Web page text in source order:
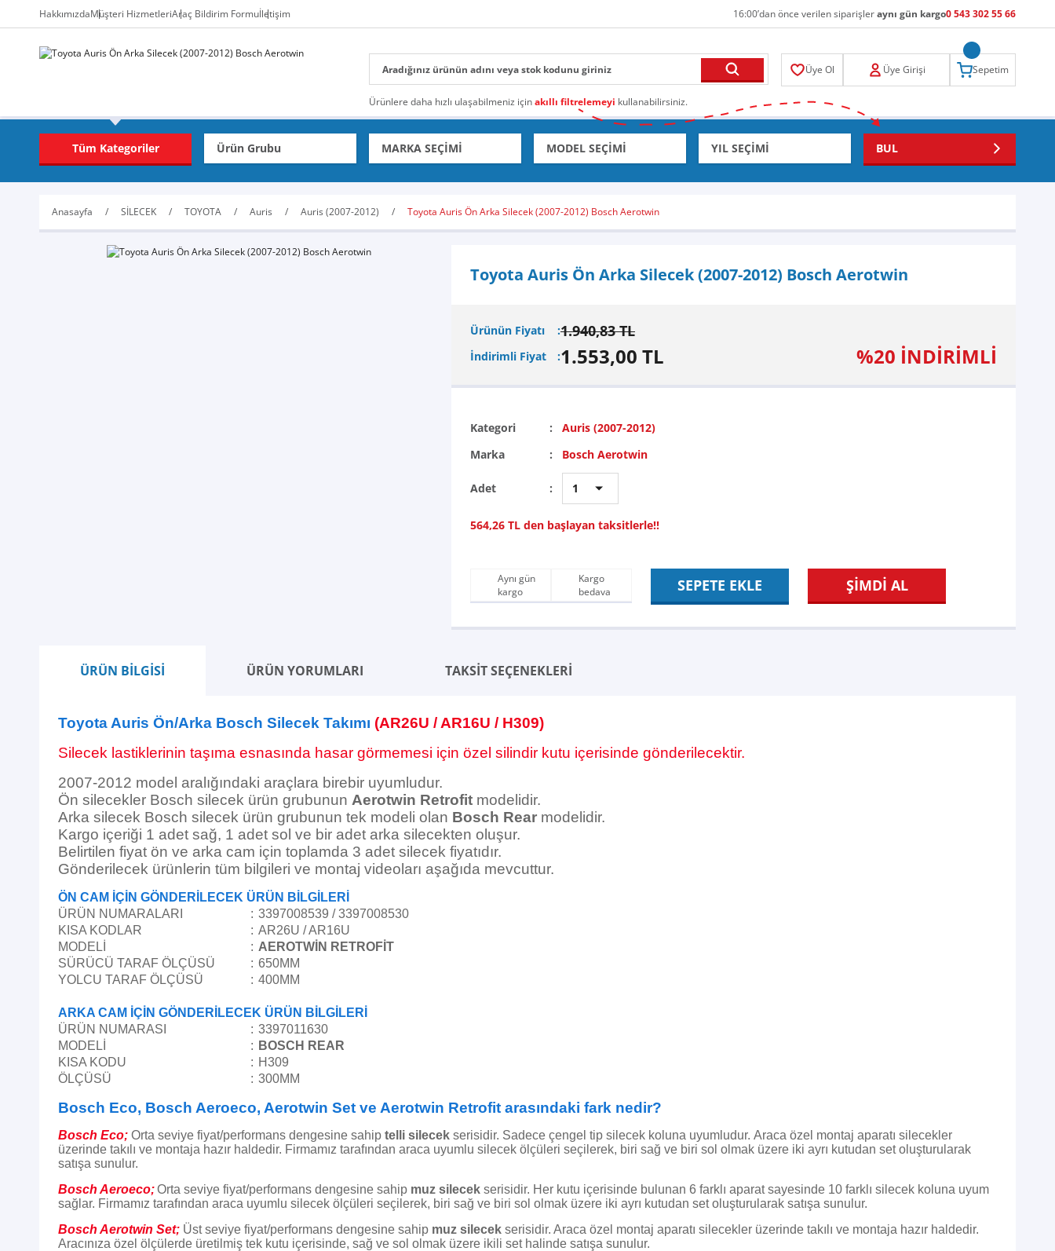
HakkımızdaMüşteri HizmetleriAraç Bildirim Formuİletişim 16:00’dan önce verilen siparişleraynı gün kargo0 543 302 55 66
Ürünlere daha hızlı ulaşabilmeniz içinakıllı filtrelemeyi kullanabilirsiniz.
Üye Ol Üye Girişi Sepetim
Tüm Kategoriler BUL
Anasayfa SİLECEK TOYOTA Auris Auris (2007-2012) Toyota Auris Ön Arka Silecek (2007-2012) Bosch Aerotwin
Toyota Auris Ön Arka Silecek (2007-2012) Bosch Aerotwin
Ürünün Fiyatı 1.940,83 TL
İndirimli Fiyat 1.553,00 TL %20 İNDİRİMLİ
Kategori
Auris (2007-2012)
Marka
Bosch Aerotwin
Adet
564,26 TL den başlayan taksitlerle!!
Aynı gün
kargo
Kargo
bedava
SEPETE EKLE ŞİMDİ AL
ÜRÜN BİLGİSİ ÜRÜN YORUMLARI TAKSİT SEÇENEKLERİ
Toyota Auris Ön/Arka Bosch Silecek Takımı (AR26U / AR16U / H309)
Silecek lastiklerinin taşıma esnasında hasar görmemesi için özel silindir kutu içerisinde gönderilecektir.
2007-2012 model aralığındaki araçlara birebir uyumludur.
Ön silecekler Bosch silecek ürün grubunun Aerotwin Retrofit modelidir.
Arka silecek Bosch silecek ürün grubunun tek modeli olan Bosch Rear modelidir.
Kargo içeriği 1 adet sağ, 1 adet sol ve bir adet arka silecekten oluşur.
Belirtilen fiyat ön ve arka cam için toplamda 3 adet silecek fiyatıdır.
Gönderilecek ürünlerin tüm bilgileri ve montaj videoları aşağıda mevcuttur.
ÖN CAM İÇİN GÖNDERİLECEK ÜRÜN BİLGİLERİ
ÜRÜN NUMARALARI
: 3397008539 / 3397008530
KISA KODLAR
: AR26U / AR16U
MODELİ
: AEROTWİN RETROFİT
SÜRÜCÜ TARAF ÖLÇÜSÜ
: 650MM
YOLCU TARAF ÖLÇÜSÜ
: 400MM
ARKA CAM İÇİN GÖNDERİLECEK ÜRÜN BİLGİLERİ
ÜRÜN NUMARASI
: 3397011630
MODELİ
: BOSCH REAR
KISA KODU
: H309
ÖLÇÜSÜ
: 300MM
Bosch Eco, Bosch Aeroeco, Aerotwin Set ve Aerotwin Retrofit arasındaki fark nedir?
Bosch Eco; Orta seviye fiyat/performans dengesine sahip telli silecek serisidir. Sadece çengel tip silecek koluna uyumludur. Araca özel montaj aparatı silecekler
üzerinde takılı ve montaja hazır haldedir. Firmamız tarafından araca uyumlu silecek ölçüleri seçilerek, biri sağ ve biri sol olmak üzere iki ayrı kutudan set oluşturularak
satışa sunulur.
Bosch Aeroeco;Orta seviye fiyat/performans dengesine sahip muz silecek serisidir. Her kutu içerisinde bulunan 6 farklı aparat sayesinde 10 farklı silecek koluna uyum
sağlar. Firmamız tarafından araca uyumlu silecek ölçüleri seçilerek, biri sağ ve biri sol olmak üzere iki ayrı kutudan set oluşturularak satışa sunulur.
Bosch Aerotwin Set; Üst seviye fiyat/performans dengesine sahip muz silecek serisidir. Araca özel montaj aparatı silecekler üzerinde takılı ve montaja hazır haldedir.
Aracınıza özel ölçülerde üretilmiş tek kutu içerisinde, sağ ve sol olmak üzere ikili set halinde satışa sunulur.